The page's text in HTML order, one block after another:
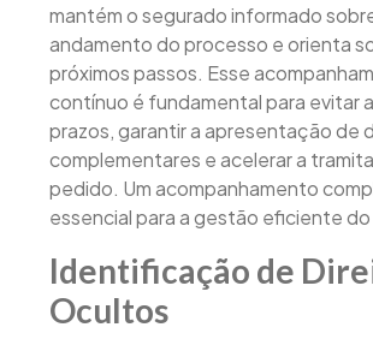
mantém o segurado informado
andamento do processo e orienta
próximos passos. Esse
contínuo é fundamental para evitar
prazos, garantir a apresentação de
complementares e acelerar a
pedido. Um acompanhamento
essencial para a gestão eficiente
Identificação de
Ocultos